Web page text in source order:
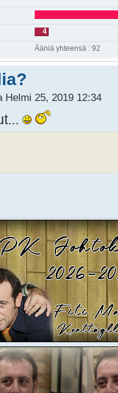
4
Ääniä yhteensä : 92
Helmi 25, 2019 12:34